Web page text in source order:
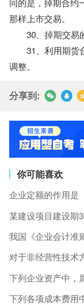
那样上市交易。
30、掉期交易的
31、利用期货
调整。
分享到:
你可能喜欢
企业定额的作用是
下列企业资产中
下列各项成本费用